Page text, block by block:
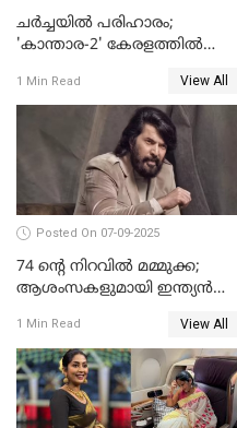
ചർച്ചയിൽ പരിഹാരം;
'കാന്താര-2' കേരളത്തിൽ
ഫിയോക്ക്
1 Min Read View All
Posted On 07-09-2025
74 ന്റെ നിറവിൽ മമ്മുക്ക;
ആശംസകളുമായി ഇന്ത്യൻ
1 Min Read View All